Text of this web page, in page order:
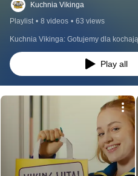
Kuchnia Vikinga
Playlist • 8 videos • 63 views
Kuchnia Vikinga: Gotujemy dla
Play all